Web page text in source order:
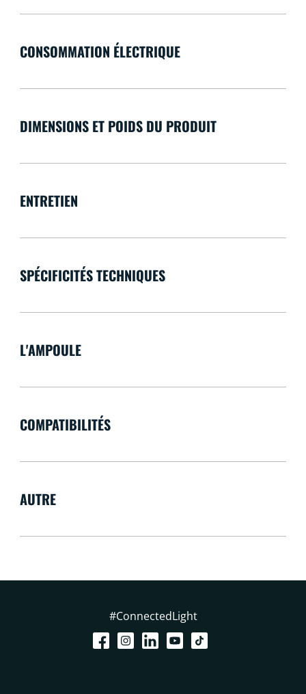
CONSOMMATION ÉLECTRIQUE
DIMENSIONS ET POIDS DU PRODUIT
ENTRETIEN
SPÉCIFICITÉS TECHNIQUES
L'AMPOULE
COMPATIBILITÉS
AUTRE
#ConnectedLight